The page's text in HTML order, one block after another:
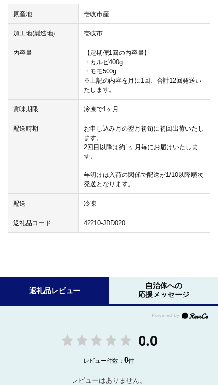
原産地 壱岐市産
加工地(製造地) 壱岐市
内容量
【定期便1回の内容量】
・カルビ400g
・モモ500g
※上記の内容を月に1回、合計12回発送い
たします。
賞味期限 冷凍で1ヶ月
配送時期
お申し込み月の翌月初旬に初回出荷いたし
ます。
2回目以降は約1ヶ月毎にお届けいたしま
す。
年明けは入荷の関係で配送が1/10以降順次
発送となります。
配送 冷凍
返礼品コード 42210-JDD020
返礼品レビュー
自治体への
応援メッセージ
0.0
レビュー件数：0件
レビューはありません。